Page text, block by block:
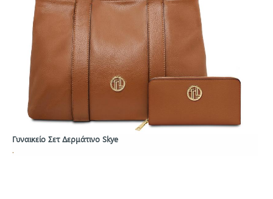
Γυναικείο Σετ Δερμάτινο Skye
.